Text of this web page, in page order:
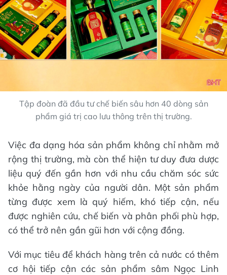
Tập đoàn đã đầu tư chế biến sâu hơn 40 dòng sản
phẩm giá trị cao lưu thông trên thị trường.
Việc đa dạng hóa sản phẩm không chỉ nhằm mở
rộng thị trường, mà còn thể hiện tư duy đưa dược
liệu quý đến gần hơn với nhu cầu chăm sóc sức
khỏe hằng ngày của người dân. Một sản phẩm
từng được xem là quý hiếm, khó tiếp cận, nếu
được nghiên cứu, chế biến và phân phối phù hợp,
có thể trở nên gần gũi hơn với cộng đồng.
Với mục tiêu để khách hàng trên cả nước có thêm
cơ hội tiếp cận các sản phẩm sâm Ngọc Linh